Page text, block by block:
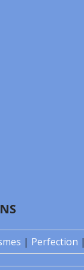
| Perfection |